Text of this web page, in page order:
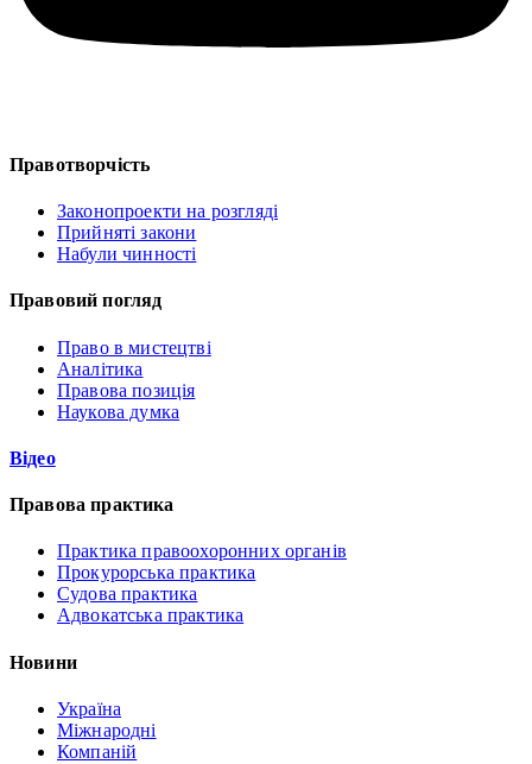
Правотворчість
Законопроекти на розгляді
Прийняті закони
Набули чинності
Правовий погляд
Право в мистецтві
Аналітика
Правова позиція
Наукова думка
Відео
Правова практика
Практика правоохоронних органів
Прокурорська практика
Судова практика
Адвокатська практика
Новини
Україна
Міжнародні
Компаній